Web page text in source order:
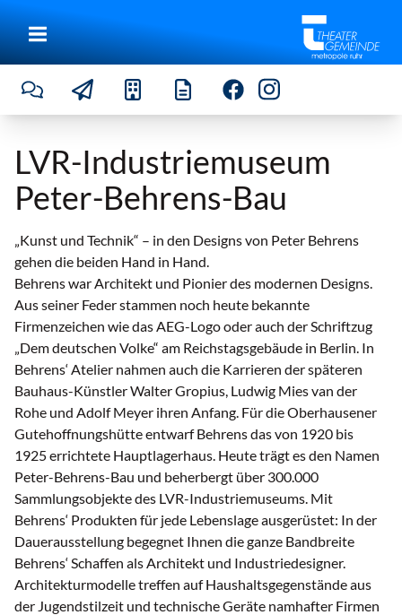
LVR-Industriemuseum
Peter-Behrens-Bau
„Kunst und Technik“ – in den Designs von Peter Behrens
gehen die beiden Hand in Hand.
Behrens war Architekt und Pionier des modernen Designs.
Aus seiner Feder stammen noch heute bekannte
Firmenzeichen wie das AEG-Logo oder auch der Schriftzug
„Dem deutschen Volke“ am Reichstagsgebäude in Berlin. In
Behrens‘ Atelier nahmen auch die Karrieren der späteren
Bauhaus-Künstler Walter Gropius, Ludwig Mies van der
Rohe und Adolf Meyer ihren Anfang. Für die Oberhausener
Gutehoffnungshütte entwarf Behrens das von 1920 bis
1925 errichtete Hauptlagerhaus. Heute trägt es den Namen
Peter-Behrens-Bau und beherbergt über 300.000
Sammlungsobjekte des LVR-Industriemuseums. Mit
Behrens‘ Produkten für jede Lebenslage ausgerüstet: In der
Dauerausstellung begegnet Ihnen die ganze Bandbreite
Behrens‘ Schaffen als Architekt und Industriedesigner.
Architekturmodelle treffen auf Haushaltsgegenstände aus
der Jugendstilzeit und technische Geräte namhafter Firmen